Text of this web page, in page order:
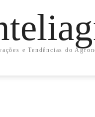
e Tendências do